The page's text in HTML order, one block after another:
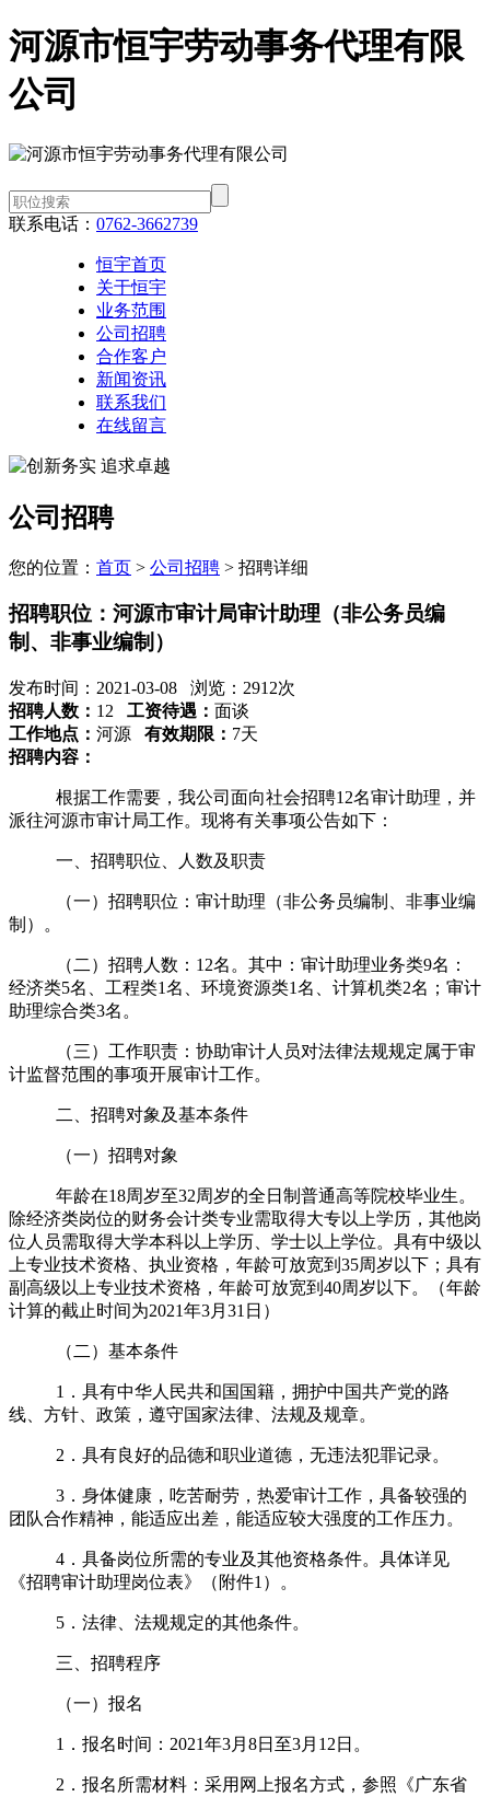
河源市恒宇劳动事务代理有限
公司
联系电话： 0762-3662739
恒宇首页
关于恒宇
业务范围
公司招聘
合作客户
新闻资讯
联系我们
在线留言
公司招聘
您的位置： 首页 > 公司招聘 > 招聘详细
招聘职位：河源市审计局审计助理（非公务员编
制、非事业编制）
发布时间：2021-03-08 浏览：2912次
招聘人数： 12 工资待遇： 面谈
工作地点： 河源 有效期限： 7天
招聘内容：
根据工作需要，我公司面向社会招聘12名审计助理，并
派往河源市审计局工作。现将有关事项公告如下：
一、招聘职位、人数及职责
（一）招聘职位：审计助理（非公务员编制、非事业编
制）。
（二）招聘人数：12名。其中：审计助理业务类9名：
经济类5名、工程类1名、环境资源类1名、计算机类2名；审计
助理综合类3名。
（三）工作职责：协助审计人员对法律法规规定属于审
计监督范围的事项开展审计工作。
二、招聘对象及基本条件
（一）招聘对象
年龄在18周岁至32周岁的全日制普通高等院校毕业生。
除经济类岗位的财务会计类专业需取得大专以上学历，其他岗
位人员需取得大学本科以上学历、学士以上学位。具有中级以
上专业技术资格、执业资格，年龄可放宽到 35周岁以下；具有
副高级以上专业技术资格，年龄可放宽到 40周岁以下。（年龄
计算的截止时间为2021年3月31日）
（二）基本条件
1．具有中华人民共和国国籍，拥护中国共产党的路
线、方针、政策，遵守国家法律、法规及规章。
2．具有良好的品德和职业道德，无违法犯罪记录。
3．身体健康，吃苦耐劳，热爱审计工作，具备较强的
团队合作精神，能适应出差，能适应较大强度的工作压力。
4．具备岗位所需的专业及其他资格条件。具体详见
《招聘审计助理岗位表》（附件1 ）。
5．法律、法规规定的其他条件。
三、招聘程序
（一）报名
1．报名时间：2021年3月8日至3月12日。
2．报名所需材料：采用网上报名方式，参照《广东省